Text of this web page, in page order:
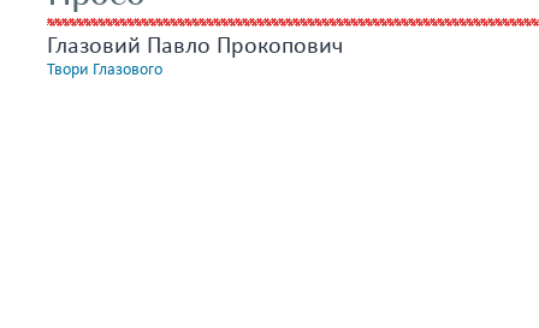
Глазовий Павло Прокопович
Твори Глазового